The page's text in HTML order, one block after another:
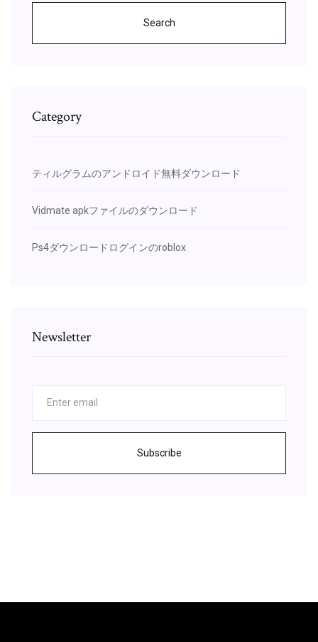
Search
Category
ティルグラムのアンドロイド無料ダウンロード
Vidmate apkファイルのダウンロード
Ps4ダウンロードログインのroblox
Newsletter
Subscribe